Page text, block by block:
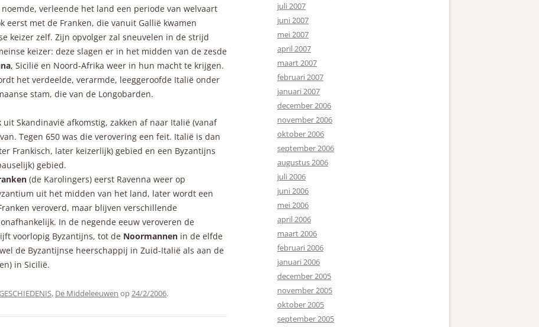
verleende het land een periode van welvaart
eerst met de Franken, die vanuit Gallië kwamen
keizer zelf. Zijn opvolger zal sneuvelen in de strijd
keizer: deze slagen er in het midden van de zesde
, Sicilië en Noord-Afrika weer in hun macht te krijgen.
het verdeelde, verarmde, leeggeroofde Italië onder
stam, die van de Longobarden.
uit Skandinavië afkomstig, zakken af naar Italië (vanaf
Tegen 650 was die verovering een feit. Italië is dan
Frankisch, later keizerlijk) gebied en een Byzantijns
gebied.
(de Karolingers) eerst Ravenna weer op
uit het midden van het land, later wordt een
veroverd, maar blijven verschillende
In de negende eeuw veroveren de
voorlopig Byzantijns, tot de Noormannen in de elfde
de Byzantijnse heerschappij in Zuid-Italië als aan de
in Sicilië.
, De Middeleeuwen op24/2/2006.
juli 2007
juni 2007
mei 2007
april 2007
maart 2007
februari 2007
januari 2007
december 2006
november 2006
oktober 2006
september 2006
augustus 2006
juli 2006
juni 2006
mei 2006
april 2006
maart 2006
februari 2006
januari 2006
december 2005
november 2005
oktober 2005
september 2005